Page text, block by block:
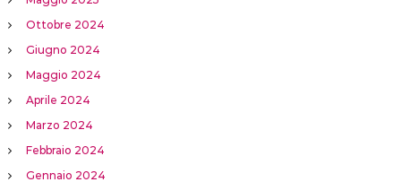
Ottobre 2024
Giugno 2024
Maggio 2024
Aprile 2024
Marzo 2024
Febbraio 2024
Gennaio 2024